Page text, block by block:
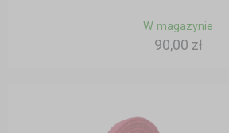
W magazynie
90,00 zł